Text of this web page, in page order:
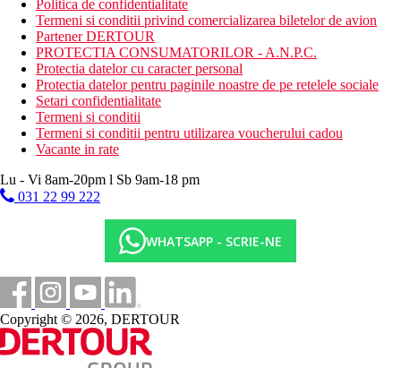
Politica de confidentialitate
Termeni si conditii privind comercializarea biletelor de avion
Partener DERTOUR
PROTECTIA CONSUMATORILOR - A.N.P.C.
Protectia datelor cu caracter personal
Protectia datelor pentru paginile noastre de pe retelele sociale
Setari confidentialitate
Termeni si conditii
Termeni si conditii pentru utilizarea voucherului cadou
Vacante in rate
Lu - Vi 8am-20pm l Sb 9am-18 pm
031 22 99 222
WHATSAPP - SCRIE-NE
Copyright © 2026, DERTOUR